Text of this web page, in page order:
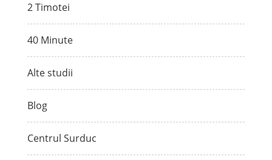
2 Timotei
40 Minute
Alte studii
Blog
Centrul Surduc